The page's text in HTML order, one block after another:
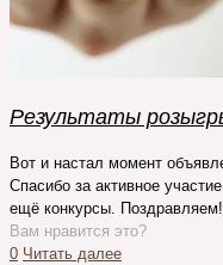
Результаты
Вот и настал момент
Спасибо за активное
ещё конкурсы.
Вам нравится это?
0 Читать далее